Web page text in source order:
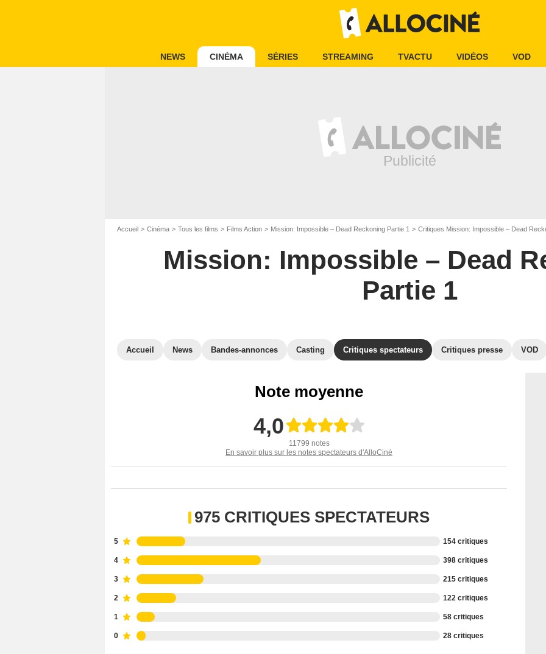
NEWS CINÉMA SÉRIES STREAMING TVACTU VIDÉOS VOD
Accueil Cinéma Tous les films Films Action Mission: Impossible – Dead Reckoning Partie 1 Critiques Mission: Impossible – Dead
Mission: Impossible – Dead
Partie 1
Accueil News Bandes-annonces Casting Critiques spectateurs Critiques presse VOD
Note moyenne
4,0
11799 notes
En savoir plus sur les notes spectateurs d'AlloCiné
975 CRITIQUES SPECTATEURS
5 154 critiques
4 398 critiques
3 215 critiques
2 122 critiques
1 58 critiques
0 28 critiques